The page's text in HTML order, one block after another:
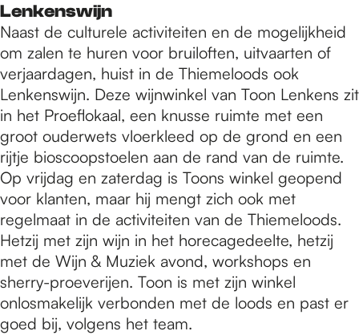
Lenkenswijn
Naast de culturele activiteiten en de mogelijkheid
om zalen te huren voor bruiloften, uitvaarten of
verjaardagen, huist in de Thiemeloods ook
Lenkenswijn. Deze wijnwinkel van Toon Lenkens zit
in het Proeflokaal, een knusse ruimte met een
groot ouderwets vloerkleed op de grond en een
rijtje bioscoopstoelen aan de rand van de ruimte.
Op vrijdag en zaterdag is Toons winkel geopend
voor klanten, maar hij mengt zich ook met
regelmaat in de activiteiten van de Thiemeloods.
Hetzij met zijn wijn in het horecagedeelte, hetzij
met de Wijn & Muziek avond, workshops en
sherry-proeverijen. Toon is met zijn winkel
onlosmakelijk verbonden met de loods en past er
goed bij, volgens het team.